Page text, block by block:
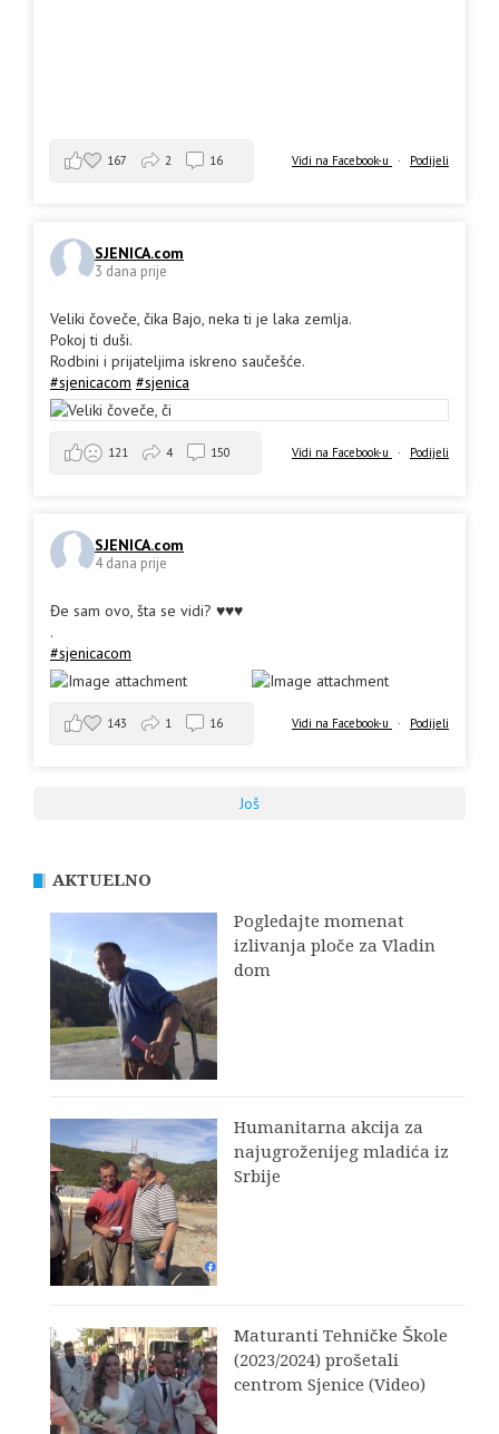
Vidi na Facebook-u · Podijeli
167 2 16
SJENICA.com
3 dana prije
Veliki čoveče, čika Bajo, neka ti je laka zemlja.
Pokoj ti duši.
Rodbini i prijateljima iskreno saučešće.
#sjenicacom #sjenica
Vidi na Facebook-u · Podijeli
121 4 150
SJENICA.com
4 dana prije
Đe sam ovo, šta se vidi? ♥️♥️♥️
.
#sjenicacom
Vidi na Facebook-u · Podijeli
143 1 16
Još
AKTUELNO
Pogledajte momenat
izlivanja ploče za Vladin
dom
Humanitarna akcija za
najugroženijeg mladića iz
Srbije
Maturanti Tehničke Škole
(2023/2024) prošetali
centrom Sjenice (Video)